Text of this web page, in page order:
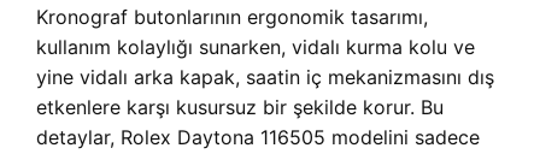
Kronograf butonlarının ergonomik tasarımı,
kullanım kolaylığı sunarken, vidalı kurma kolu ve
yine vidalı arka kapak, saatin iç mekanizmasını dış
etkenlere karşı kusursuz bir şekilde korur. Bu
detaylar, Rolex Daytona 116505 modelini sadece